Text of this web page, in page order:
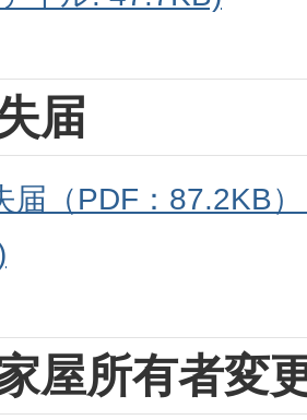
届
届（PDF：87.2KB
屋所有者変